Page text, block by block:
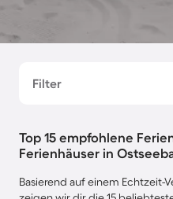
Filter
Top 15 empfohlene
Ferienhäuser in
Basierend auf einem Echtzeit-